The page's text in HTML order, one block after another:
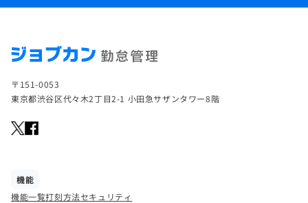
〒151-0053
東京都渋谷区代々木2丁目2-1 小田急サザンタワー8階
機能
機能一覧打刻方法セキュリティ